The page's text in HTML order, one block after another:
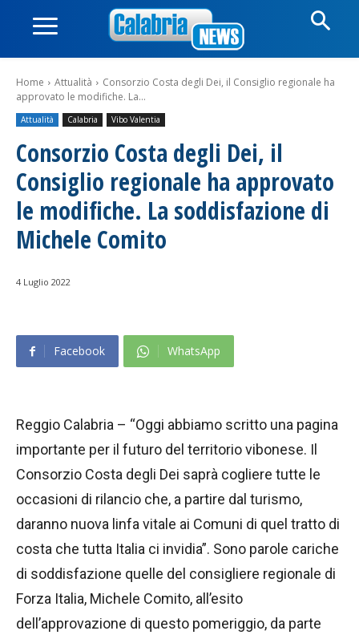
Home Attualità
Consorzio Costa degli Dei, il Consiglio regionale ha
approvato le modifiche. La...
Attualità Calabria Vibo Valentia
Consorzio Costa degli Dei, il
Consiglio regionale ha approvato
le modifiche. La soddisfazione di
Michele Comito
4 Luglio 2022
Facebook WhatsApp
Reggio Calabria – “Oggi abbiamo scritto una pagina
importante per il futuro del territorio vibonese. Il
Consorzio Costa degli Dei saprà cogliere tutte le
occasioni di rilancio che, a partire dal turismo,
daranno nuova linfa vitale ai Comuni di quel tratto di
costa che tutta Italia ci invidia”. Sono parole cariche
di soddisfazione quelle del consigliere regionale di
Forza Italia, Michele Comito, all’esito
dell’approvazione di questo pomeriggio, da parte